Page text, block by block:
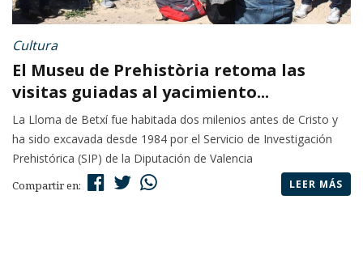
Cultura
El Museu de Prehistòria retoma las
visitas guiadas al yacimiento...
La Lloma de Betxí fue habitada dos milenios antes de Cristo y
ha sido excavada desde 1984 por el Servicio de Investigación
Prehistórica (SIP) de la Diputación de Valencia
Compartir en: LEER MÁS